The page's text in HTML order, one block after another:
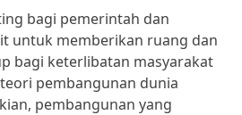
bagi pemerintah dan
untuk memberikan ruang dan
bagi keterlibatan masyarakat
pembangunan dunia
pembangunan yang